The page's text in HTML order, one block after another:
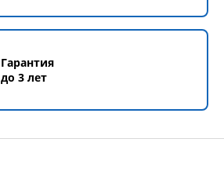
Гарантия
до 3 лет